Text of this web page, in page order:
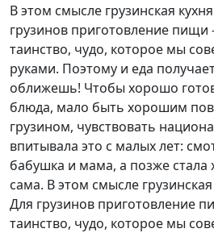
В этом смысле грузинская
грузинов приготовление пищи
таинство, чудо, которое мы
руками. Поэтому и еда
оближешь! Чтобы хорошо
блюда, мало быть хорошим
грузином, чувствовать
впитывала это с малых лет:
бабушка и мама, а позже
сама. В этом смысле
Для грузинов приготовление
таинство, чудо, которое мы